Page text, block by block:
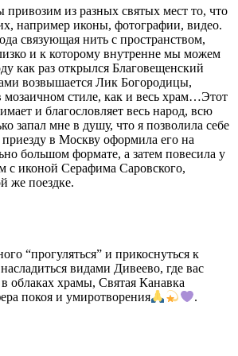
привозим из разных святых мест то, что
например иконы, фотографии, видео.
связующая нить с пространством,
и к которому внутренне мы можем
как раз открылся Благовещенский
возвышается Лик Богородицы,
стиле, как и весь храм…Этот
и благословляет весь народ, всю
запал мне в душу, что я позволила себе
приезду в Москву оформила его на
большом формате, а затем повесила у
с иконой Серафима Саровского,
же поездке.
“прогуляться” и прикоснуться к
видами Дивеево, где вас
облаках храмы, Святая Канавка
покоя и умиротворения
.